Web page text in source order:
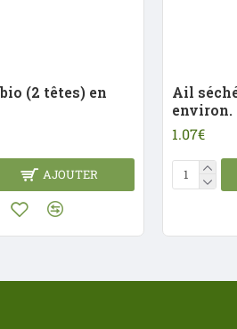
ou à intégrer dans des plats
à l'unité.
(2 têtes) en
AJOUTER
Ail
environ.
1.07€